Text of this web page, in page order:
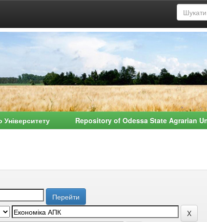
Університету Repository of Odessa State Agrarian